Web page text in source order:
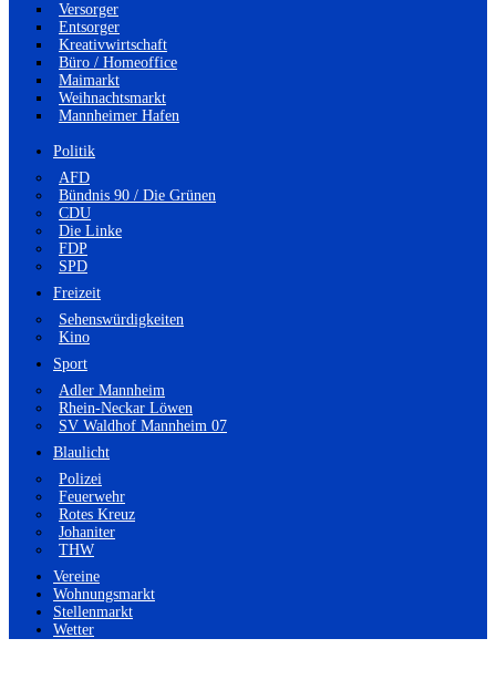
Versorger
Entsorger
Kreativwirtschaft
Büro / Homeoffice
Maimarkt
Weihnachtsmarkt
Mannheimer Hafen
Politik
AFD
Bündnis 90 / Die Grünen
CDU
Die Linke
FDP
SPD
Freizeit
Sehenswürdigkeiten
Kino
Sport
Adler Mannheim
Rhein-Neckar Löwen
SV Waldhof Mannheim 07
Blaulicht
Polizei
Feuerwehr
Rotes Kreuz
Johaniter
THW
Vereine
Wohnungsmarkt
Stellenmarkt
Wetter